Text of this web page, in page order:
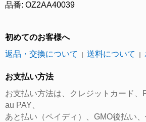
品番: OZ2AA40039
初めてのお客様へ
返品・交換について
送料について
お支払い方法
お支払い方法は、クレジットカード、
au PAY、
あと払い（ペイディ）、GMO後払い